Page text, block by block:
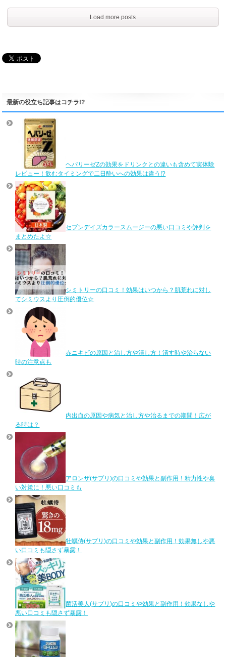
Load more posts
最新の役立ち記事はコチラ!?
ヘパリーゼZの効果をドリンクとの違いも含めて実体験
レビュー！飲むタイミングで二日酔いへの効果は違う!?
セブンデイズカラースムージーの悪い口コミや評判を
まとめたよ☆
シミトリーの口コミ！効果はいつから？肌荒れに対し
てシミウスより圧倒的優位☆
赤ニキビの原因と治し方や潰し方！潰す時や治らない
時の注意点も
内出血の原因や病気と治し方や治るまでの期間！広が
る時は？
アロンザ(サプリ)の口コミや効果と副作用！精力性や臭
い対策に！悪い口コミも
牡蠣侍(サプリ)の口コミや効果と副作用！効果無しや悪
い口コミも隠さず暴露！
菌活美人(サプリ)の口コミや効果と副作用！効果なしや
悪い口コミも隠さず暴露！